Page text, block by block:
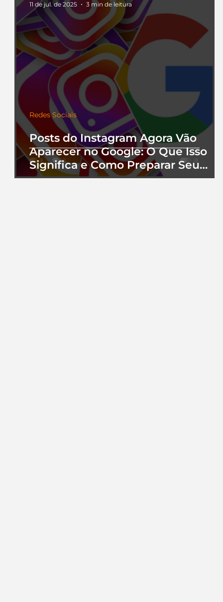
Posts do Instagram Agora Vão
Aparecer no Google: O Que Isso
Significa e Como Preparar Seu
Perfil
Redes Sociais
11 de jul. de 2025
3 min de leitura